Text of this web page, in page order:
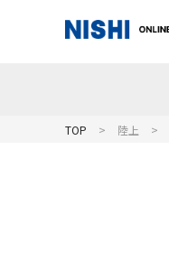
TOP 陸上